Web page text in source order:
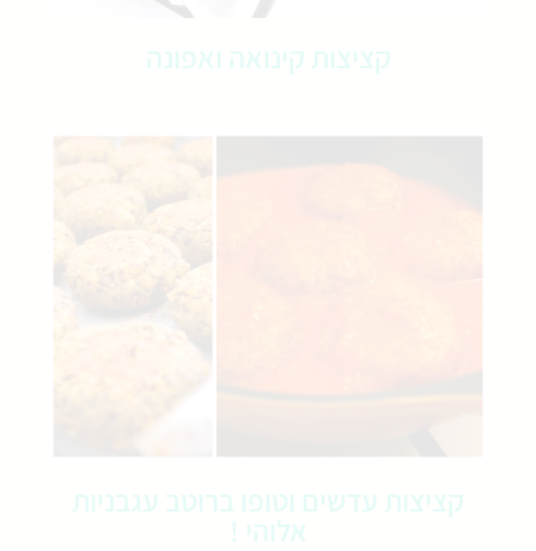
קציצות קינואה ואפונה
קציצות עדשים וטופו ברוטב עגבניות
אלוהי !